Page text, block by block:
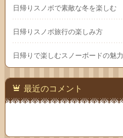
日帰りスノボで素敵な冬を楽しむ
日帰りスノボ旅行の楽しみ方
日帰りで楽しむスノーボードの魅力
最近のコメント